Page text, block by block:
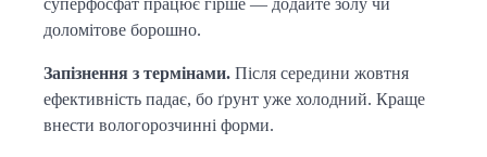
доломітове борошно.
Запізнення з термінами. Після середини жовтня
ефективність падає, бо ґрунт уже холодний. Краще
внести вологорозчинні форми.